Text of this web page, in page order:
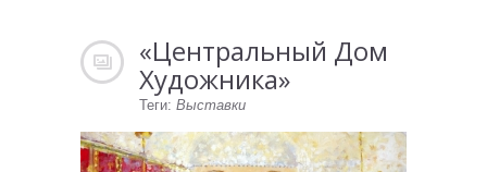
«Центральный Дом
Художника»
Теги: Выставки